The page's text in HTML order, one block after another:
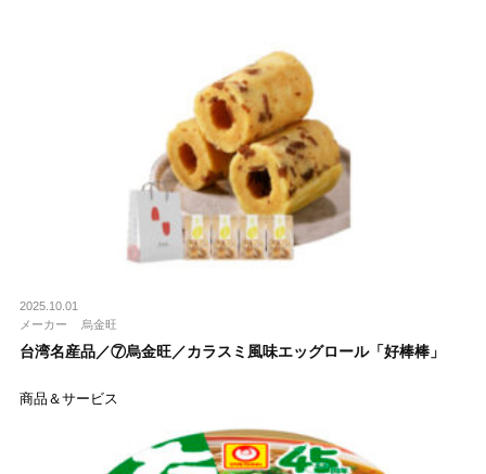
2025.10.01
メーカー
烏⾦旺
台湾名産品／⑦烏⾦旺／カラスミ⾵味エッグロール「好棒棒」
商品＆サービス